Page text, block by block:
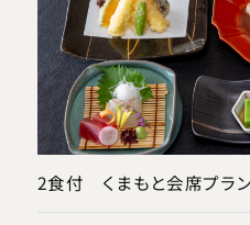
2食付 くまもと会席プラ